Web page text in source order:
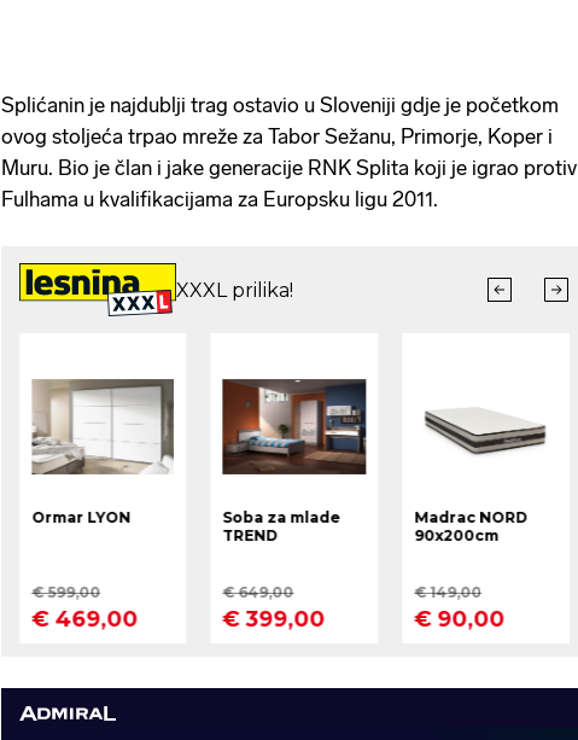
Splićanin je najdublji trag ostavio u Sloveniji gdje je početkom
ovog stoljeća trpao mreže za Tabor Sežanu, Primorje, Koper i
Muru. Bio je član i jake generacije RNK Splita koji je igrao protiv
Fulhama u kvalifikacijama za Europsku ligu 2011.